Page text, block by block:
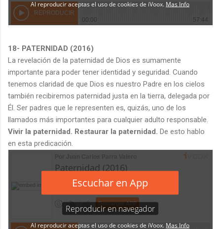
18- PATERNIDAD (2016)
La revelación de la paternidad de Dios es sumamente
importante para poder tener identidad y seguridad. Cuando
tenemos claridad de que Dios es nuestro Padre en los cielos
también recibiremos paternidad justa en la tierra, delegada por
Él. Ser padres que le representen es, quizás, uno de los
llamados más importantes para cualquier adulto responsable.
Vivir la paternidad. Restaurar la paternidad. De esto hablo
en esta predicación.